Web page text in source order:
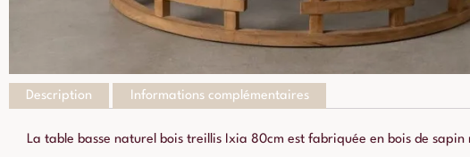
Description Informations complémentaires
La table basse naturel bois treillis Ixia 80cm est fabriquée en bois de